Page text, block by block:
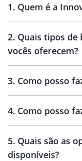
1. Quem é a
Brindes
2. Quais tipos de
vocês oferecem?
3. Como posso
4. Como posso
amostra virtual
5. Quais são as
disponíveis?